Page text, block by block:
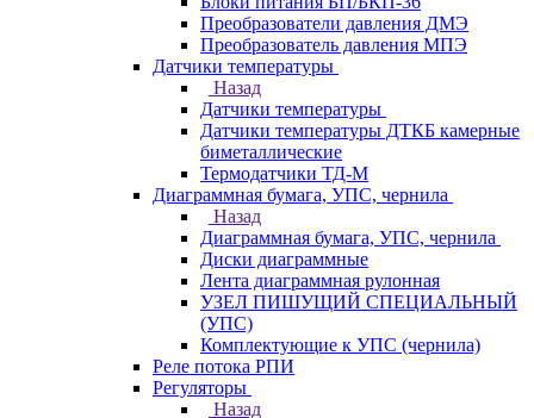
Преобразователи давления ДМЭ
Преобразователь давления МПЭ
Датчики температуры
Назад
Датчики температуры
Датчики температуры ДТКБ камерные
биметаллические
Термодатчики ТД-М
Диаграммная бумага, УПС, чернила
Назад
Диаграммная бумага, УПС, чернила
Диски диаграммные
Лента диаграммная рулонная
УЗЕЛ ПИШУЩИЙ СПЕЦИАЛЬНЫЙ
(УПС)
Комплектующие к УПС (чернила)
Реле потока РПИ
Регуляторы
Назад